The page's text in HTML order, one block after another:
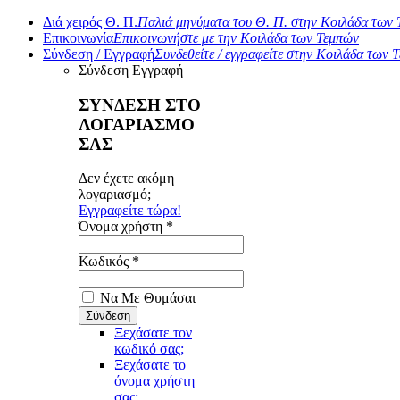
Διά χειρός Θ. Π.Παλιά μηνύματα του Θ. Π. στην Κοιλάδα των
ΕπικοινωνίαΕπικοινωνήστε με την Κοιλάδα των Τεμπών
Σύνδεση / ΕγγραφήΣυνδεθείτε / εγγραφείτε στην Κοιλάδα των
Σύνδεση Εγγραφή
ΣΥΝΔΕΣΗ ΣΤΟ
ΛΟΓΑΡΙΑΣΜΟ
ΣΑΣ
Δεν έχετε ακόμη
λογαριασμό;
Εγγραφείτε τώρα!
Όνομα χρήστη *
Κωδικός *
Να Με Θυμάσαι
Ξεχάσατε τον
κωδικό σας;
Ξεχάσατε το
όνομα χρήστη